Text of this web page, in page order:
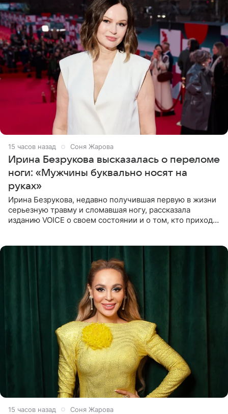
15 часов назад Соня Жарова
Ирина Безрукова высказалась о переломе
ноги: «Мужчины буквально носят на
руках»
Ирина Безрукова, недавно получившая первую в жизни
серьезную травму и сломавшая ногу, рассказала
изданию VOICE о своем состоянии и о том, кто приходит
15 часов назад Соня Жарова